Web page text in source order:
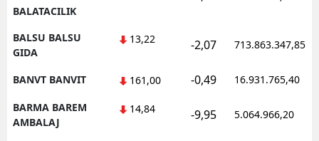
BALATACILIK
BALSU BALSU
GIDA
13,22 -2,07 713.863.347,85
BANVT BANVIT 161,00 -0,49 16.931.765,40
BARMA BAREM
AMBALAJ
14,84 -9,95 5.064.966,20